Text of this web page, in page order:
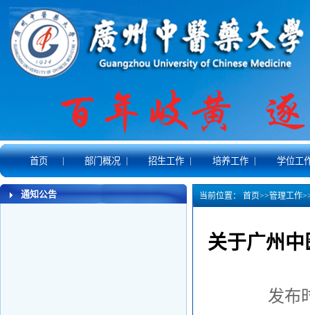
首页 | 部门概况 | 招生工作 | 培养工作 | 学位工
通知公告 当前位置： 首页>>管理工作
关于广州
发布